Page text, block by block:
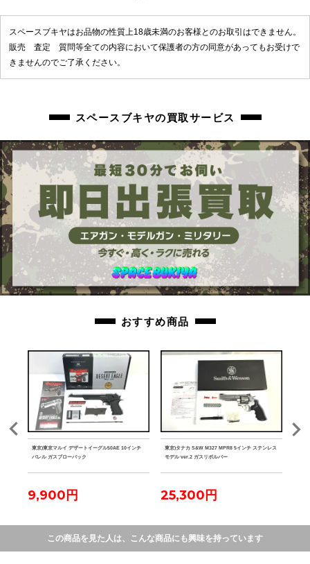
スペースブキヤはお品物の性質上18歳未満のお客様とのお取引はできません。
販売 査定 質問等全ての内容において保護者の方の同意があってもお受けで
きませんのでご了承ください。
スペースブキヤの買取サービス
おすすめ商品
東京)東京マルイ デザートイーグル50AE 10インチ
バレル ガスブローバック
9,900円
東京)タナカ S&W M327 MPR8 5インチ ステンレス
モデル ver.2 ガスリボルバー
25,300円
この商品を見た人は、こんな商品にも興味を持っています